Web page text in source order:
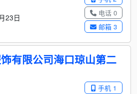
电话 0
邮箱 3
23日
有限公司海口琼山第二
手机 1